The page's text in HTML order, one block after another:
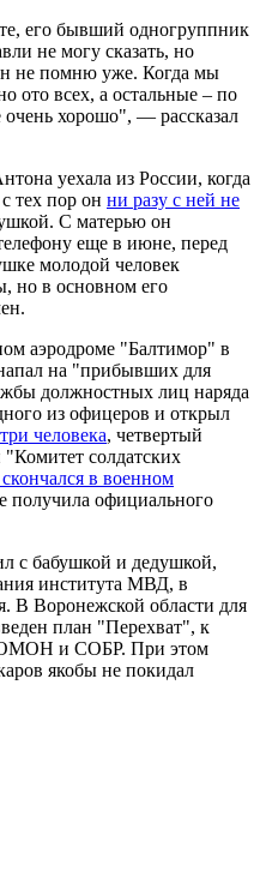
его бывший одногруппник
не могу сказать, но
не помню уже. Когда мы
ото всех, а остальные – по
хорошо", — рассказал
уехала из России, когда
тех пор он ни разу с ней не
С матерью он
еще в июне, перед
молодой человек
но в основном его
аэродроме "Балтимор" в
на "прибывших для
должностных лиц наряда
из офицеров и открыл
человека, четвертый
солдатских
в военном
получила официального
с бабушкой и дедушкой,
института МВД, в
В Воронежской области для
план "Перехват", к
ОМОН и СОБР. При этом
якобы не покидал